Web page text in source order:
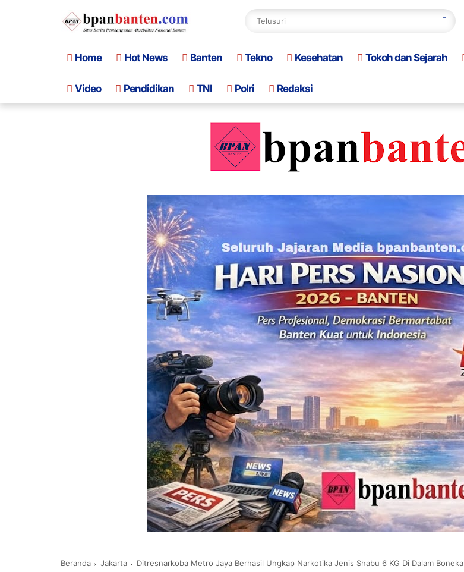
Home Hot News Banten Tekno Kesehatan Tokoh dan Sejarah
Video Pendidikan TNI Polri Redaksi
Beranda Jakarta Ditresnarkoba Metro Jaya Berhasil Ungkap Narkotika Jenis Shabu 6 KG Di Dalam Boneka